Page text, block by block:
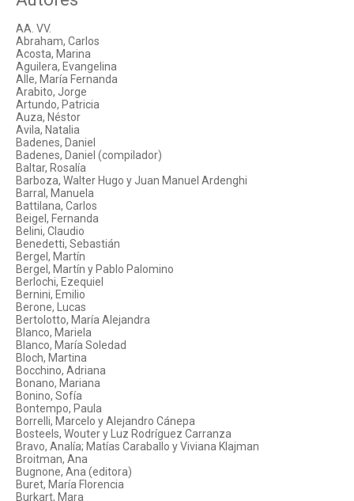
AA. VV.
Abraham, Carlos
Acosta, Marina
Aguilera, Evangelina
Alle, María Fernanda
Arabito, Jorge
Artundo, Patricia
Auza, Néstor
Avila, Natalia
Badenes, Daniel
Badenes, Daniel (compilador)
Baltar, Rosalía
Barboza, Walter Hugo y Juan Manuel Ardenghi
Barral, Manuela
Battilana, Carlos
Beigel, Fernanda
Belini, Claudio
Benedetti, Sebastián
Bergel, Martín
Bergel, Martín y Pablo Palomino
Berlochi, Ezequiel
Bernini, Emilio
Berone, Lucas
Bertolotto, María Alejandra
Blanco, Mariela
Blanco, María Soledad
Bloch, Martina
Bocchino, Adriana
Bonano, Mariana
Bonino, Sofía
Bontempo, Paula
Borrelli, Marcelo y Alejandro Cánepa
Bosteels, Wouter y Luz Rodríguez Carranza
Bravo, Analía; Matías Caraballo y Viviana Klajman
Broitman, Ana
Bugnone, Ana (editora)
Buret, María Florencia
Burkart, Mara